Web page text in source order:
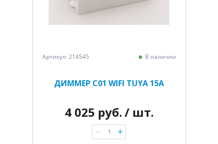
Артикул: 214545 В наличии
ДИММЕР C01 WIFI TUYA 15A
4 025 руб./ шт.